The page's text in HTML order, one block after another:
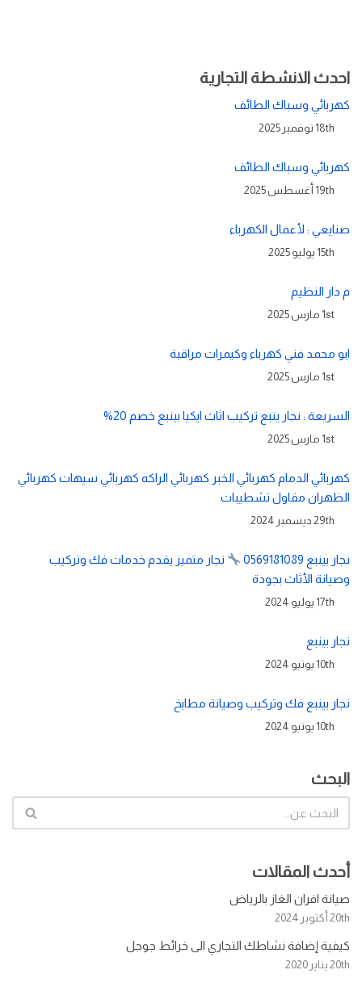
احدث الانشطة التجارية
كهربائي وسباك الطائف
18th نوفمبر 2025
كهربائي وسباك الطائف
19th أغسطس 2025
صنايعي : لأعمال الكهرباء
15th يوليو 2025
م دار النظيم
1st مارس 2025
ابو محمد فني كهرباء وكيمرات مراقبة
1st مارس 2025
السريعة : نجار ينبع تركيب اثاث ايكيا بينبع خصم 20%
1st مارس 2025
كهربائي الدمام كهربائي الخبر كهربائي الراكه كهربائي سيهات كهربائي
الظهران مقاول تشطيبات
29th ديسمبر 2024
نجار بينبع 0569181089
نجار متميز يقدم خدمات فك وتركيب
وصيانة الأثاث بجودة
17th يوليو 2024
نجار بينبع
10th يونيو 2024
نجار بينبع فك وتركيب وصيانة مطابخ
10th يونيو 2024
البحث
أحدث المقالات
صيانة افران الغاز بالرياض
20th أكتوبر 2024
كيفية إضافة نشاطك التجاري الى خرائط جوجل
20th يناير 2020